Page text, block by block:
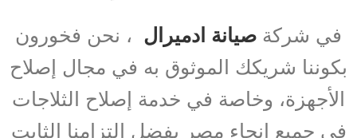
في شركة صيانة ادميرال ، نحن فخورون
بكوننا شريكك الموثوق به في مجال إصلاح
الأجهزة، وخاصة في خدمة إصلاح الثلاجات
في جميع انحاء مصر بفضل التزامنا الثابت